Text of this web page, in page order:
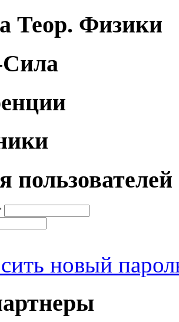
Теор. Физики
Сила
пользователей
новый